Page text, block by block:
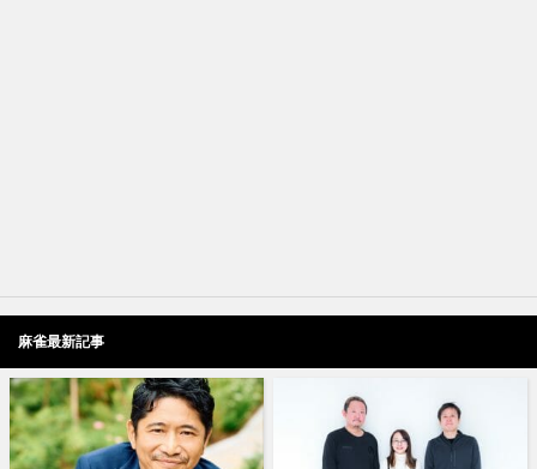
麻雀最新記事